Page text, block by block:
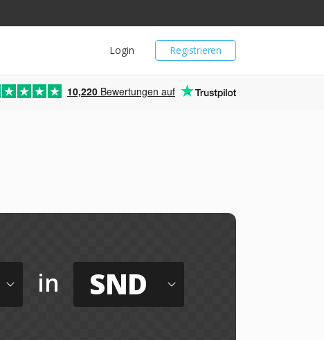
Registrieren
Login
10,220 Bewertungen auf
in SND